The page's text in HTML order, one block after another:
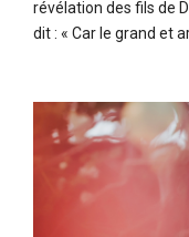
révélation des fils de
dit : « Car le grand et